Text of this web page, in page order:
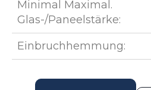
Minimal Maximal.
Glas-/Paneelstärke:
Einbruchhemmung: